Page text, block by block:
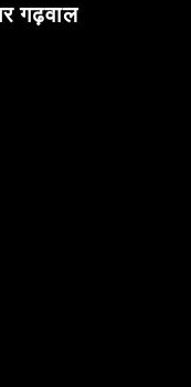
गढ़वाल